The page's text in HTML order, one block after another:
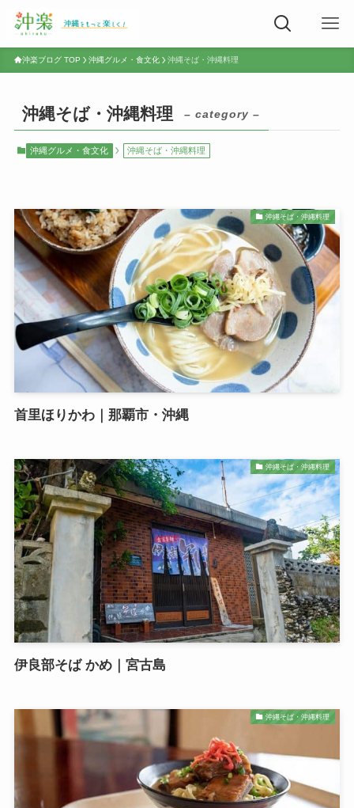
沖楽ブログ TOP 沖縄グルメ・食文化 沖縄そば・沖縄料理
沖縄そば・沖縄料理 – category –
沖縄グルメ・食文化 沖縄そば・沖縄料理
沖縄そば・沖縄料理
首里ほりかわ｜那覇市・沖縄
沖縄そば・沖縄料理
伊良部そば かめ｜宮古島
沖縄そば・沖縄料理